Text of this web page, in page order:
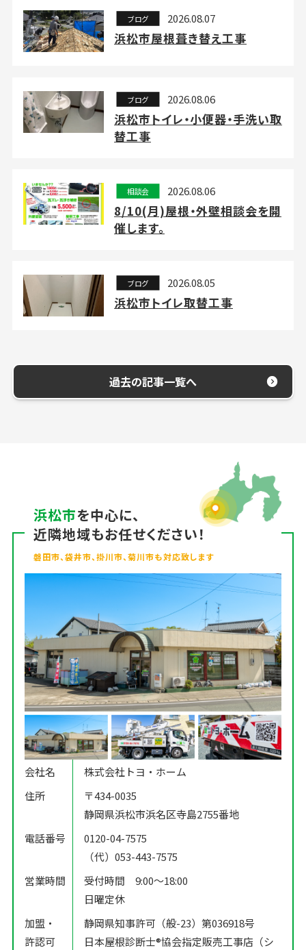
ブログ 2026.08.07
浜松市屋根葺き替え工事
ブログ 2026.08.06
浜松市トイレ・小便器・手洗い取
替工事
相談会 2026.08.06
8/10(月)屋根・外壁相談会を開
催します。
ブログ 2026.08.05
浜松市トイレ取替工事
過去の記事一覧へ
浜松市を中心に、
近隣地域もお任せください！
磐田市、袋井市、掛川市、菊川市も対応致します
会社名
株式会社トヨ・ホーム
住所
〒434-0035
静岡県浜松市浜名区寺島2755番地
電話番号
0120-04-7575
（代）053-443-7575
営業時間
受付時間 9:00〜18:00
日曜定休
加盟・
許認可
静岡県知事許可（般-23）第036918号
日本屋根診断士®️協会指定販売工事店（シ